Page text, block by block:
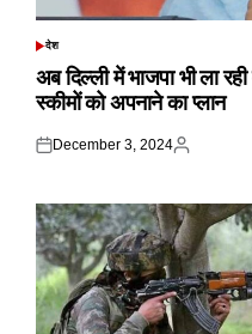
POSTED
देश
अब दिल्ली में भाजपा भी ला
स्कीमों को अपनाने का प्लान
Posted
December 3, 2024
Posted